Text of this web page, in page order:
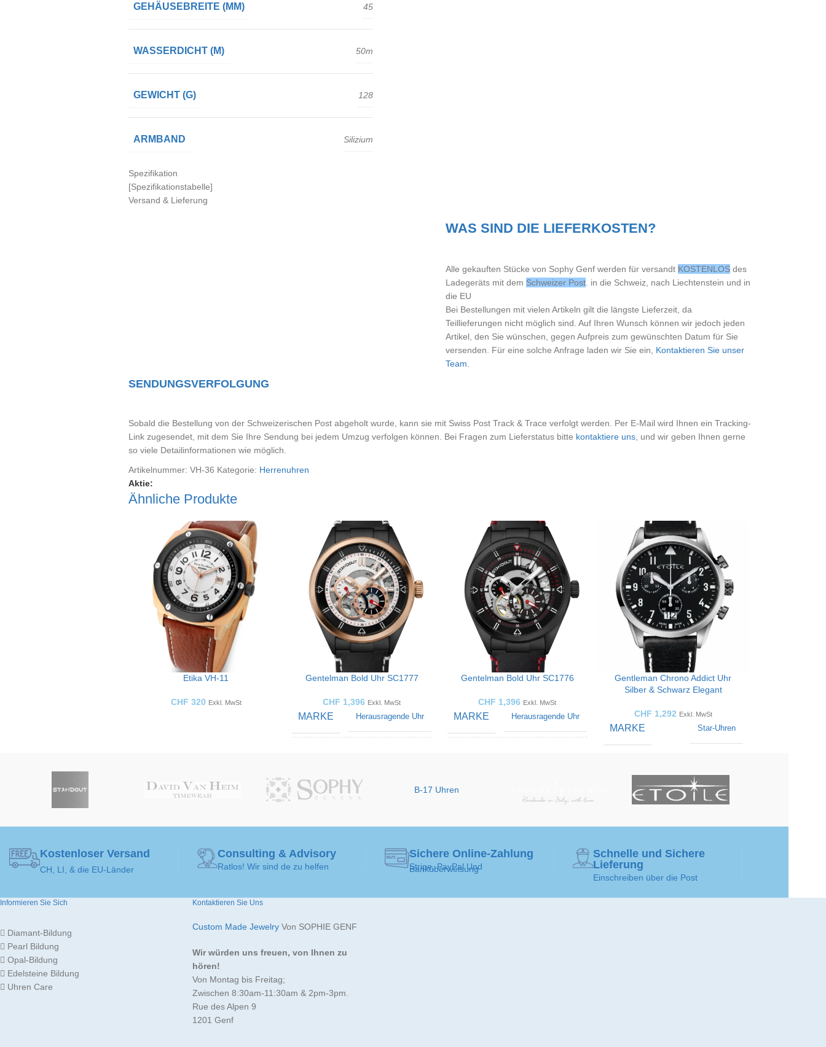
GEHÄUSEBREITE (MM) 45
WASSERDICHT (M) 50m
GEWICHT (G) 128
ARMBAND Silizium
Spezifikation
[Spezifikationstabelle]
Versand & Lieferung
WAS SIND DIE LIEFERKOSTEN?
Alle gekauften Stücke von Sophy Genf werden für versandt KOSTENLOS des
Ladegeräts mit dem Schweizer Post . in die Schweiz, nach Liechtenstein und in
die EU
Bei Bestellungen mit vielen Artikeln gilt die längste Lieferzeit, da
Teillieferungen nicht möglich sind. Auf Ihren Wunsch können wir jedoch jeden
Artikel, den Sie wünschen, gegen Aufpreis zum gewünschten Datum für Sie
versenden. Für eine solche Anfrage laden wir Sie ein, Kontaktieren Sie unser
Team
SENDUNGSVERFOLGUNG
Sobald die Bestellung von der Schweizerischen Post abgeholt wurde, kann sie mit Swiss Post Track & Trace verfolgt werden. Per E-Mail wird Ihnen ein Tracking-
Link zugesendet, mit dem Sie Ihre Sendung bei jedem Umzug verfolgen können. Bei Fragen zum Lieferstatus bitte kontaktiere uns, und wir geben Ihnen gerne
so viele Detailinformationen wie möglich.
Artikelnummer: VH-36 Kategorie: Herrenuhren
Aktie:
Ähnliche Produkte
Etika VH-11
CHF 320 Exkl. MwSt
Gentelman Bold Uhr SC1777
CHF 1,396 Exkl. MwSt
MARKE Herausragende Uhr
Gentelman Bold Uhr SC1776
CHF 1,396 Exkl. MwSt
MARKE Herausragende Uhr
Gentleman Chrono Addict Uhr
Silber & Schwarz Elegant
CHF 1,292 Exkl. MwSt
MARKE Star-Uhren
B-17 Uhren
Kostenloser Versand
CH, LI, & die EU-Länder
Consulting & Advisory
Ratlos! Wir sind de zu helfen
Sichere Online-Zahlung
Stripe, PayPal Und
Banküberweisung
Schnelle und Sichere
Lieferung
Einschreiben über die Post
Informieren Sie Sich
Diamant-Bildung
Pearl Bildung
Opal-Bildung
Edelsteine Bildung
Uhren Care
Kontaktieren Sie Uns
Custom Made JewelryVon SOPHIE GENF
Wir würden uns freuen, von Ihnen zu
hören!
Von Montag bis Freitag;
Zwischen 8:30am-11:30am & 2pm-3pm.
Rue des Alpen 9
1201 Genf